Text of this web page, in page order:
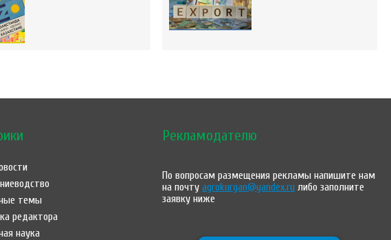
темы
редактора
наука
Рекламодателю
По вопросам размещения рекламы напишите нам
на почтуagrokurgan@yandex.ru либо заполните
заявку ниже